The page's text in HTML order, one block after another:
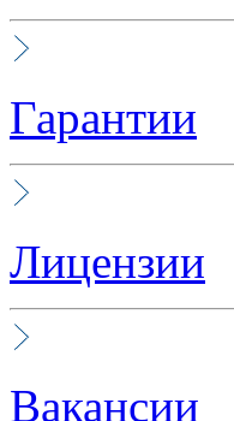
Гарантии
Лицензии
Вакансии